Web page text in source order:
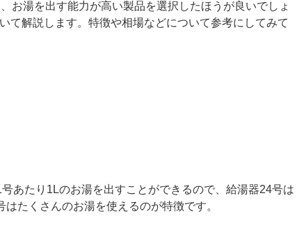
お湯を出す能力が高い製品を選択したほうが良いでしょ
て解説します。特徴や相場などについて参考にしてみて
あたり1Lのお湯を出すことができるので、給湯器24号は
たくさんのお湯を使えるのが特徴です。